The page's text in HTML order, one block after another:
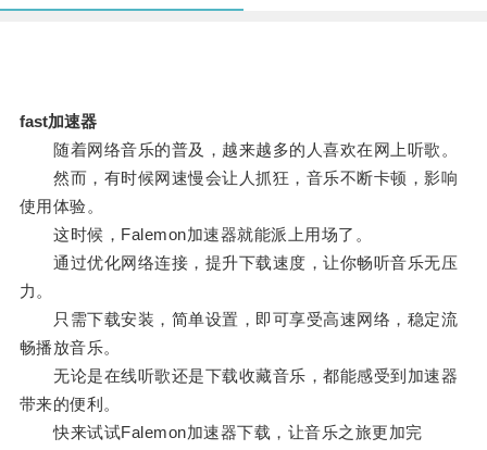
fast加速器
随着网络音乐的普及，越来越多的人喜欢在网上听歌。
然而，有时候网速慢会让人抓狂，音乐不断卡顿，影响
使用体验。
这时候，Falemon加速器就能派上用场了。
通过优化网络连接，提升下载速度，让你畅听音乐无压
力。
只需下载安装，简单设置，即可享受高速网络，稳定流
畅播放音乐。
无论是在线听歌还是下载收藏音乐，都能感受到加速器
带来的便利。
快来试试Falemon加速器下载，让音乐之旅更加完